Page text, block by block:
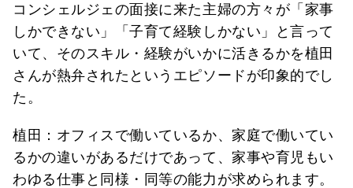
コンシェルジェの面接に来た主婦の方々が「家事
しかできない」「子育て経験しかない」と言って
いて、そのスキル・経験がいかに活きるかを植田
さんが熱弁されたというエピソードが印象的でし
た。
植田：オフィスで働いているか、家庭で働いてい
るかの違いがあるだけであって、家事や育児もい
わゆる仕事と同様・同等の能力が求められます。